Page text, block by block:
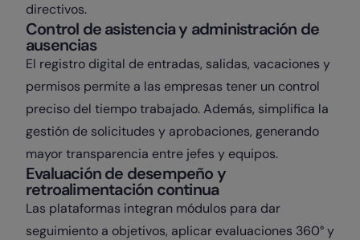
directivos.
Control de asistencia y administración de
ausencias
El registro digital de entradas, salidas, vacaciones y
permisos permite a las empresas tener un control
preciso del tiempo trabajado. Además, simplifica la
gestión de solicitudes y aprobaciones, generando
mayor transparencia entre jefes y equipos.
Evaluación de desempeño y
retroalimentación continua
Las plataformas integran módulos para dar
seguimiento a objetivos, aplicar evaluaciones 360° y